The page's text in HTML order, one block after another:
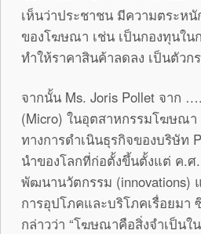
เห็นว่าประชาชน มีความตระห
ของโฆษณา เช่น เป็นกองทุนใ
ทำให้ราคาสินค้าลดลง เป็นตัวก
จากนั้น Ms. Joris Pollet จาก
(Micro) ในอุตสาหกรรมโฆษณา
ทางการดำเนินธุรกิจของบริษัท
นำของโลกที่ก่อตั้งขึ้นตั้งแต่ ค.ศ
พัฒนานวัตกรรม (innovations)
การอุปโภคและบริโภคเรื่อยมา
กล่าวว่า “โฆษณาคือสิ่งจำเป็นใ